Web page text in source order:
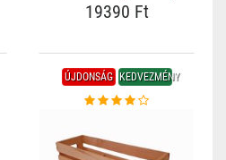
19390 Ft
ÚJDONSÁG KEDVEZMÉNY